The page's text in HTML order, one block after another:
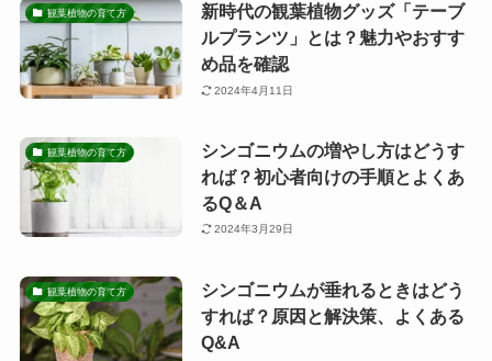
観葉植物の育て方
新時代の観葉植物グッズ「テーブ
ルプランツ」とは？魅力やおすす
め品を確認
2024年4月11日
観葉植物の育て方
シンゴニウムの増やし方はどうす
れば？初心者向けの手順とよくあ
るQ＆A
2024年3月29日
観葉植物の育て方
シンゴニウムが垂れるときはどう
すれば？原因と解決策、よくある
Q&A